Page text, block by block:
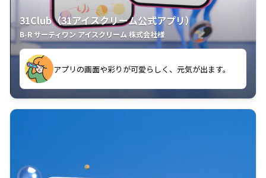
31Club（31アイスクリーム公式アプリ）
B-R サーティワン アイスクリーム 株式会社様
アプリの画面や彩りが可愛らしく、元気が出ます。
クラスごとに特典があるようなので使うのが楽しいで
す。